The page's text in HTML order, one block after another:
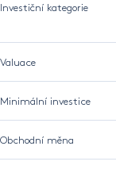
Investiční kategorie
Valuace
Minimální investice
Obchodní měna